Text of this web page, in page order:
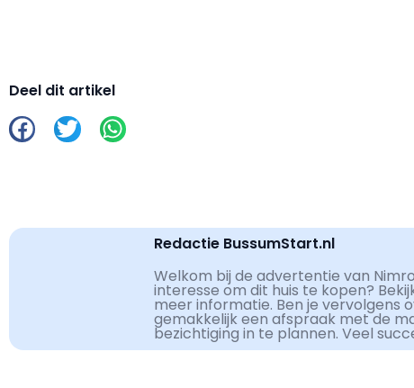
Deel dit artikel
Redactie BussumStart.nl
Welkom bij de advertentie van
interesse om dit huis te kopen?
meer informatie. Ben je vervolgens
gemakkelijk een afspraak met de
bezichtiging in te plannen. Veel